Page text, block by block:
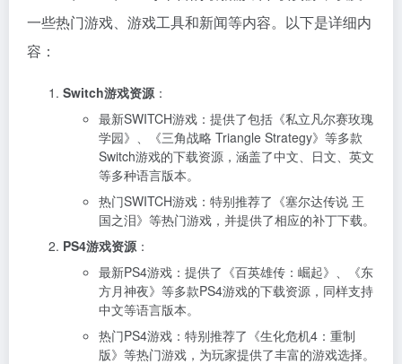
一些热门游戏、游戏工具和新闻等内容。以下是详细内
容：
Switch游戏资源 ：
最新SWITCH游戏：提供了包括《私立凡尔赛玫瑰
学园》、《三角战略 Triangle Strategy》等多款
Switch游戏的下载资源，涵盖了中文、日文、英文
等多种语言版本。
热门SWITCH游戏：特别推荐了《塞尔达传说 王
国之泪》等热门游戏，并提供了相应的补丁下载。
PS4游戏资源 ：
最新PS4游戏：提供了《百英雄传：崛起》、《东
方月神夜》等多款PS4游戏的下载资源，同样支持
中文等语言版本。
热门PS4游戏：特别推荐了《生化危机4：重制
版》等热门游戏，为玩家提供了丰富的游戏选择。